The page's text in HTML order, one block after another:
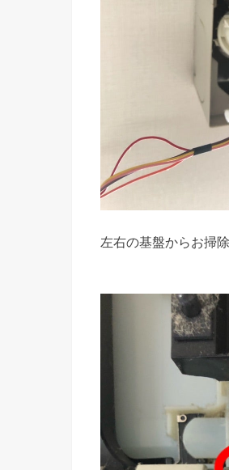
左右の基盤からお掃